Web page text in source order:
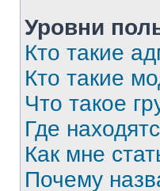
Уровни
Кто такие
Кто такие
Что такое
Где
Как мне
Почему